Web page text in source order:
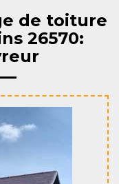
de toiture
26570: